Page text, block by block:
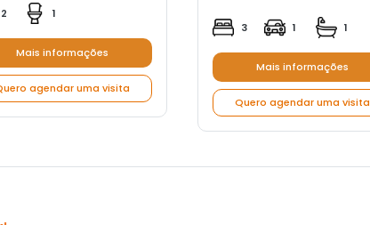
2 1
Mais informações
agendar uma visita
3 1 1
Mais informações
Quero agendar uma visita